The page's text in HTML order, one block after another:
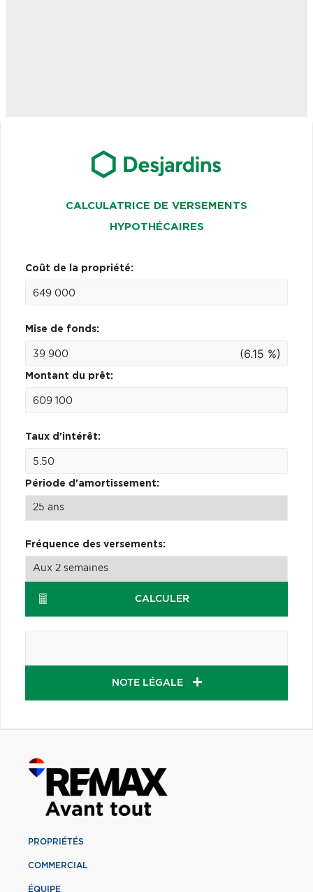
CALCULATRICE DE VERSEMENTS
HYPOTHÉCAIRES
Coût de la propriété:
Mise de fonds:
(6.15 %)
Montant du prêt:
Taux d'intérêt:
Période d'amortissement:
Fréquence des versements:
CALCULER
NOTE LÉGALE
PROPRIÉTÉS
COMMERCIAL
ÉQUIPE